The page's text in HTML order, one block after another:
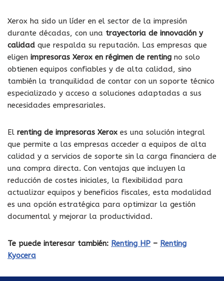
Xerox ha sido un líder en el sector de la impresión
durante décadas, con una trayectoria de innovación y
calidad que respalda su reputación. Las empresas que
eligen impresoras Xerox en régimen de renting no solo
obtienen equipos confiables y de alta calidad, sino
también la tranquilidad de contar con un soporte técnico
especializado y acceso a soluciones adaptadas a sus
necesidades empresariales.
El renting de impresoras Xerox es una solución integral
que permite a las empresas acceder a equipos de alta
calidad y a servicios de soporte sin la carga financiera de
una compra directa. Con ventajas que incluyen la
reducción de costes iniciales, la flexibilidad para
actualizar equipos y beneficios fiscales, esta modalidad
es una opción estratégica para optimizar la gestión
documental y mejorar la productividad.
Te puede interesar también: Renting HP – Renting
Kyocera